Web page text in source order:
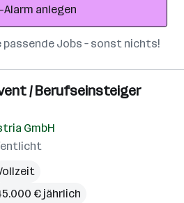
Alarm anlegen
passende Jobs – sonst nichts!
/ Berufseinsteiger
GmbH
€ jährlich